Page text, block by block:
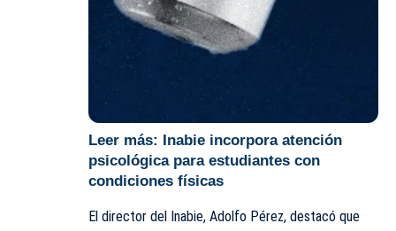
Leer más: Inabie incorpora atención
psicológica para estudiantes con
condiciones físicas
El director del Inabie, Adolfo Pérez, destacó que